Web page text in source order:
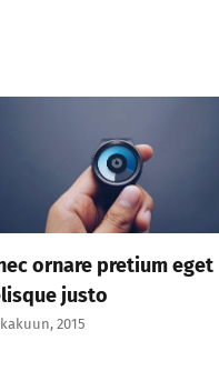
ornare pretium eget
justo
2015